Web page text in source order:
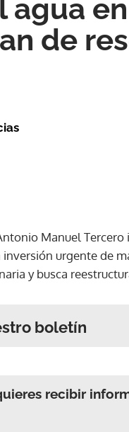
agua
de
Manuel
urgente de
y busca
boletín
recibir